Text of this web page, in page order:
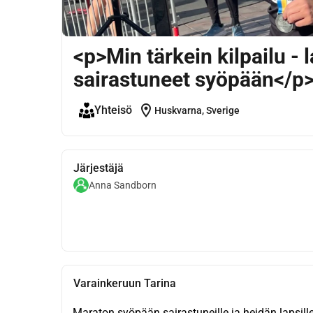
<p>Min tärkein kilpailu -
sairastuneet syöpään</
Yhteisö location_on Huskvarna, Sverige
Järjestäjä
Anna Sandborn
Varainkeruun Tarina